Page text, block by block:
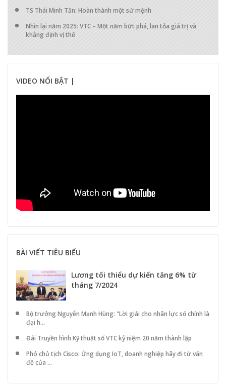
TS Thái Minh Tần: Hoàn thành một sứ mệnh
Nhìn lại năm 2025: VTC – Một năm bứt phá, lan tỏa giá trị và
khẳng định vị thế
VIDEO NỔI BẬT |
BÀI VIẾT TIÊU BIỂU
Lương tối thiểu dự kiến tăng 6% từ
tháng 7/2024
Bộ trưởng Nguyễn Mạnh Hùng: "Lời giải cho nhân lực số chính là
đại h...
Đài Truyền hình Kỹ thuật số VTC kỷ niệm 20 năm thành lập
Phó chủ tịch Cisco: Ứng dụng IoT, doanh nghiệp hãy đi từ vấn
đề của ...